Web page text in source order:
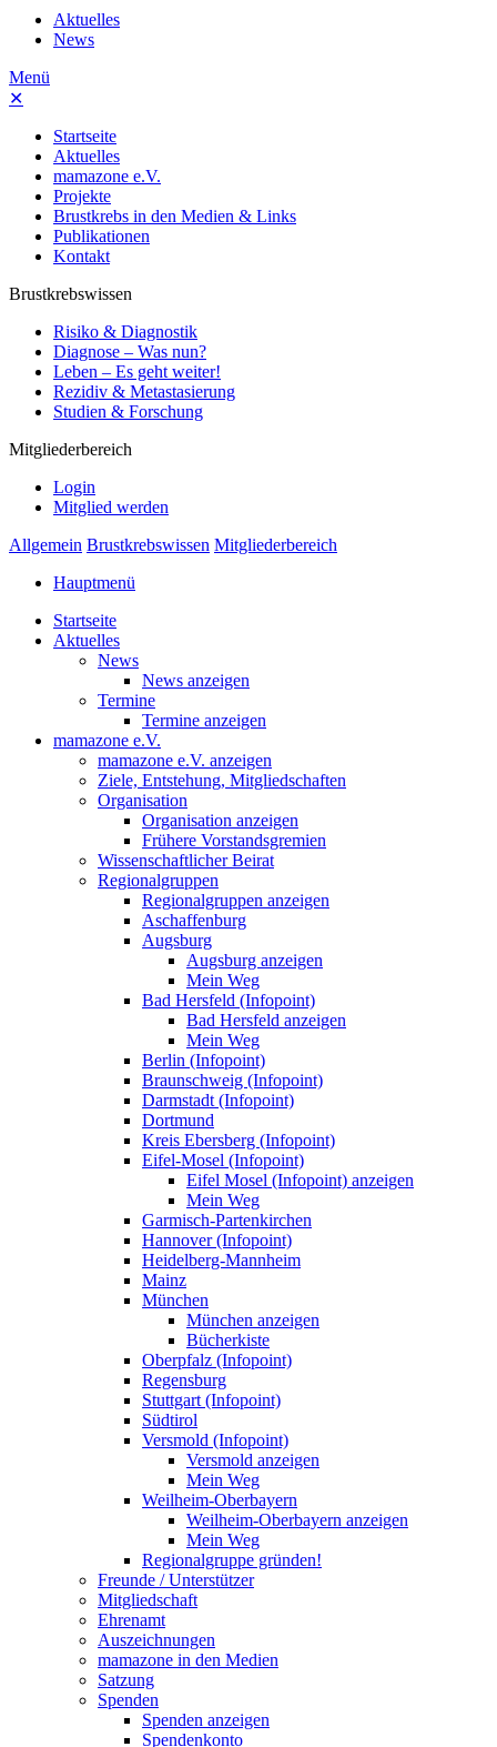
Aktuelles
News
Menü
✕
Startseite
Aktuelles
mamazone e.V.
Projekte
Brustkrebs in den Medien & Links
Publikationen
Kontakt
Brustkrebswissen
Risiko & Diagnostik
Diagnose – Was nun?
Leben – Es geht weiter!
Rezidiv & Metastasierung
Studien & Forschung
Mitgliederbereich
Login
Mitglied werden
Allgemein Brustkrebswissen Mitgliederbereich
Hauptmenü
Startseite
Aktuelles
News
News anzeigen
Termine
Termine anzeigen
mamazone e.V.
mamazone e.V. anzeigen
Ziele, Entstehung, Mitgliedschaften
Organisation
Organisation anzeigen
Frühere Vorstandsgremien
Wissenschaftlicher Beirat
Regionalgruppen
Regionalgruppen anzeigen
Aschaffenburg
Augsburg
Augsburg anzeigen
Mein Weg
Bad Hersfeld (Infopoint)
Bad Hersfeld anzeigen
Mein Weg
Berlin (Infopoint)
Braunschweig (Infopoint)
Darmstadt (Infopoint)
Dortmund
Kreis Ebersberg (Infopoint)
Eifel-Mosel (Infopoint)
Eifel Mosel (Infopoint) anzeigen
Mein Weg
Garmisch-Partenkirchen
Hannover (Infopoint)
Heidelberg-Mannheim
Mainz
München
München anzeigen
Bücherkiste
Oberpfalz (Infopoint)
Regensburg
Stuttgart (Infopoint)
Südtirol
Versmold (Infopoint)
Versmold anzeigen
Mein Weg
Weilheim-Oberbayern
Weilheim-Oberbayern anzeigen
Mein Weg
Regionalgruppe gründen!
Freunde / Unterstützer
Mitgliedschaft
Ehrenamt
Auszeichnungen
mamazone in den Medien
Satzung
Spenden
Spenden anzeigen
Spendenkonto